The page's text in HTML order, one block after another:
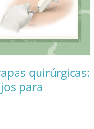
quirúrgicas:
para